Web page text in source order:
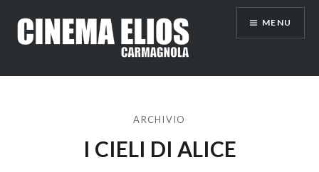
contenuto
MENU
ARCHIVIO
I CIELI DI ALICE